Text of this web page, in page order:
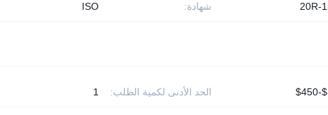
شهادة: ISO 20R-
الحد الأدنى لكمية الطلب: 1